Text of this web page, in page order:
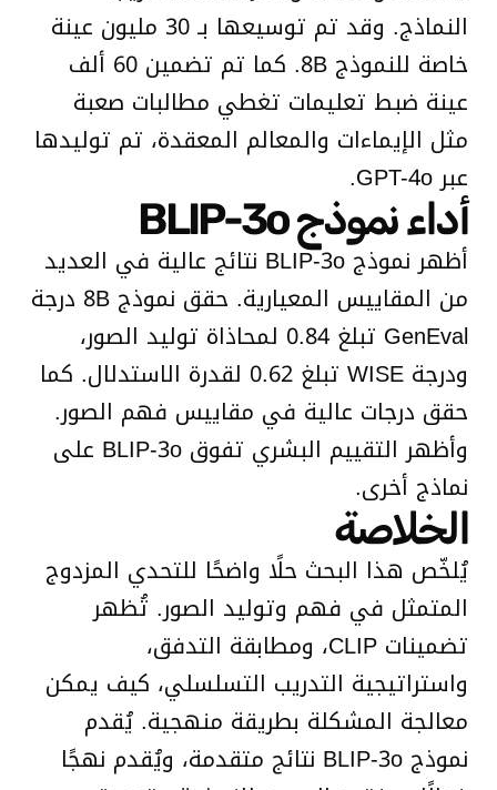
النماذج. وقد تم توسيعها بـ 30 مليون عينة
خاصة للنموذج 8B. كما تم تضمين 60 ألف
عينة ضبط تعليمات تغطي مطالبات صعبة
مثل الإيماءات والمعالم المعقدة، تم توليدها
عبر GPT-4o.
أداء نموذج BLIP-3o
أظهر نموذج BLIP-3o نتائج عالية في العديد
من المقاييس المعيارية. حقق نموذج 8B درجة
GenEval تبلغ 0.84 لمحاذاة توليد الصور،
ودرجة WISE تبلغ 0.62 لقدرة الاستدلال. كما
حقق درجات عالية في مقاييس فهم الصور.
وأظهر التقييم البشري تفوق BLIP-3o على
نماذج أخرى.
الخلاصة
يُلخّص هذا البحث حلًا واضحًا للتحدي المزدوج
المتمثل في فهم وتوليد الصور. تُظهر
تضمينات CLIP، ومطابقة التدفق،
واستراتيجية التدريب التسلسلي، كيف يمكن
معالجة المشكلة بطريقة منهجية. يُقدم
نموذج BLIP-3o نتائج متقدمة، ويُقدم نهجًا